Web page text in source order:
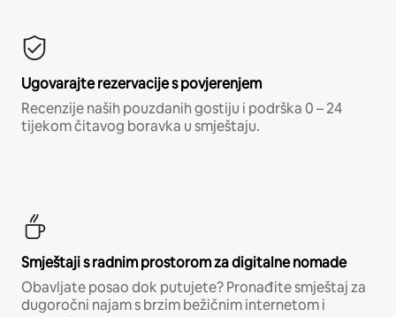
Ugovarajte rezervacije s povjerenjem
Recenzije naših pouzdanih gostiju i podrška 0 – 24
tijekom čitavog boravka u smještaju.
Smještaji s radnim prostorom za digitalne nomade
Obavljate posao dok putujete? Pronađite smještaj za
dugoročni najam s brzim bežičnim internetom i